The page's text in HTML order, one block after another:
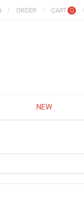
ORDER CART 0
NEW